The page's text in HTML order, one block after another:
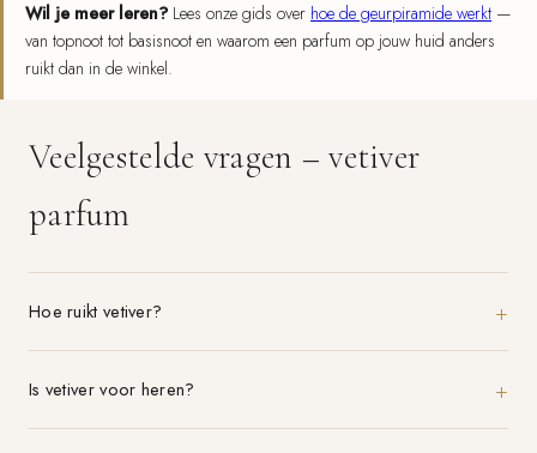
Wil je meer leren? Lees onze gids over hoe de geurpiramide werkt —
van topnoot tot basisnoot en waarom een parfum op jouw huid anders
ruikt dan in de winkel.
Veelgestelde vragen – vetiver
parfum
Hoe ruikt vetiver?
Is vetiver voor heren?